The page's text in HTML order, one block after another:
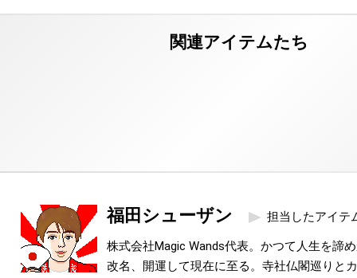
福田シューザン 担当したアイテ
株式会社Magic Wands代表。かつて人生を諦
改名、開運して現在に至る。寺社仏閣巡りと